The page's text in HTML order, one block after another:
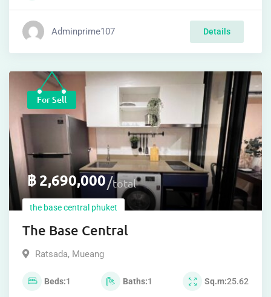
Adminprime107 Details
For Sell
฿2,690,000 total
the base central phuket
The Base Central
Ratsada, Mueang
Beds 1 Baths 1 Sq.m 25.62